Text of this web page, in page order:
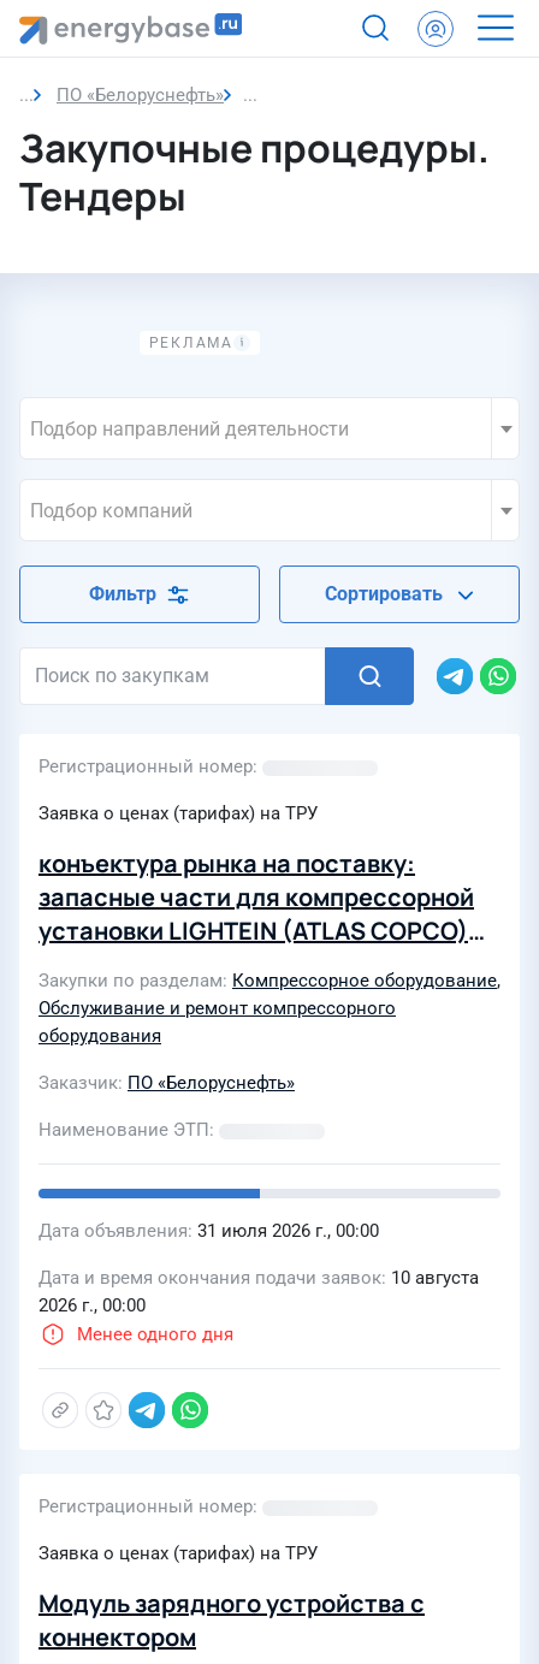
ПО «Белоруснефть» Закупки компании
Закупочные процедуры.
Тендеры
Подбор направлений деятельности
Подбор компаний
Фильтр Сортировать
Регистрационный номер
Заявка о ценах (тарифах) на ТРУ
конъектура рынка на поставку:
запасные части для компрессорной
установки LIGHTEIN (ATLAS COPCO)
Закупки по разделам Компрессорное оборудование,
Обслуживание и ремонт компрессорного
оборудования
Заказчик ПО «Белоруснефть»
Наименование ЭТП
Дата объявления 31 июля 2026 г., 00:00
Дата и время окончания подачи заявок 10 августа
2026 г., 00:00
Менее одного дня
Регистрационный номер
Заявка о ценах (тарифах) на ТРУ
Модуль зарядного устройства с
коннектором